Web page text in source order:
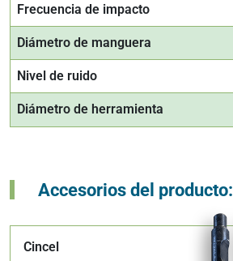
Frecuencia de impacto
Diámetro de manguera
Nivel de ruido
Diámetro de herramienta
Accesorios del producto:
Cincel